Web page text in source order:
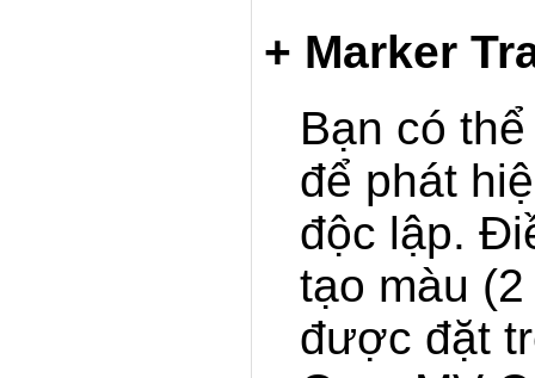
+ Marker
Bạn có
để phát
độc lập.
tạo màu
được đặt